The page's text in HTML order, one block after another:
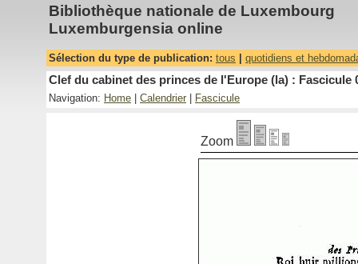
Bibliothèque nationale de Luxembourg
Luxemburgensia online
Sélection du type de publication: tous quotidiens et
Clef du cabinet des princes de l'Europe (la) : Fascicule
Navigation: Home Calendrier Fascicule
Zoom